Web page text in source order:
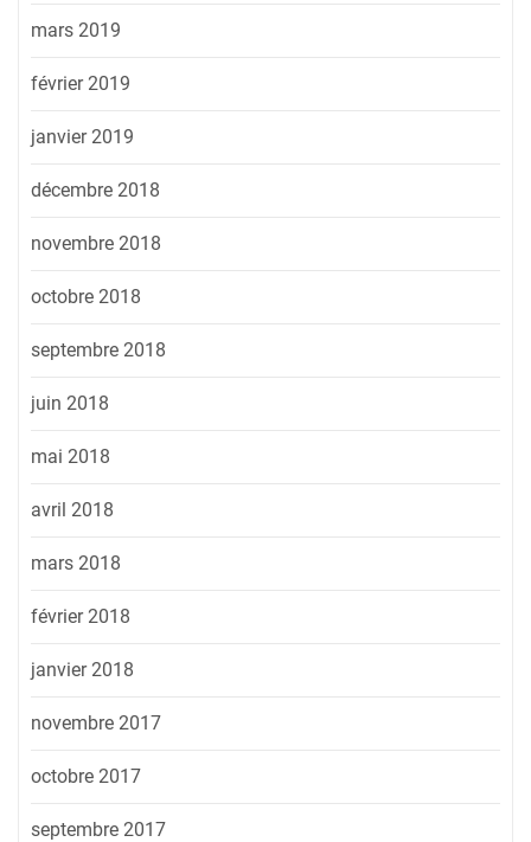
mars 2019
février 2019
janvier 2019
décembre 2018
novembre 2018
octobre 2018
septembre 2018
juin 2018
mai 2018
avril 2018
mars 2018
février 2018
janvier 2018
novembre 2017
octobre 2017
septembre 2017